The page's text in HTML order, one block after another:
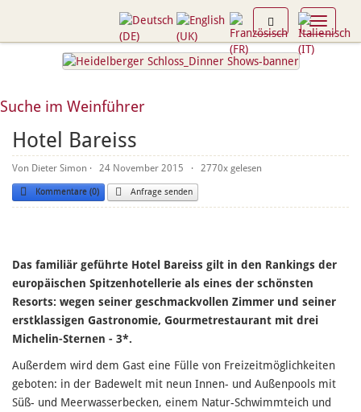
Suche im Weinführer
Hotel Bareiss
Von Dieter Simon · 24 November 2015 · 2770
Kommentare (0) Anfrage senden
Das familiär geführte Hotel Bareiss gilt in den Rankings der
europäischen Spitzenhotellerie als eines der schönsten
Resorts: wegen seiner geschmackvollen Zimmer und seiner
erstklassigen Gastronomie, Gourmetrestaurant mit drei
Michelin-Sternen - 3*.
Außerdem wird dem Gast eine Fülle von Freizeitmöglichkeiten
geboten: in der Badewelt mit neun Innen- und Außenpools mit
Süß- und Meerwasserbecken, einem Natur-Schwimmteich und
Toggle